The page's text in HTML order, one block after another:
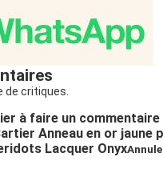
de critiques.
à faire un commentaire
Anneau en or jaune
Lacquer Onyx